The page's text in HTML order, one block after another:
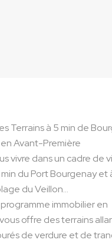
Terrains à 5 min de
Avant-Première
vivre dans un cadre de
du Port Bourgenay et
du Veillon…
immobilier en
offre des terrains
de verdure et de